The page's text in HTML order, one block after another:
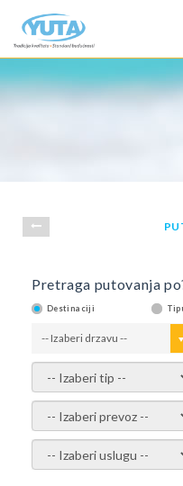
Pretraga putovanja
Destinaciji
-- Izaberi drzavu --
-- Izaberi tip --
-- Izaberi prevoz --
-- Izaberi uslugu --